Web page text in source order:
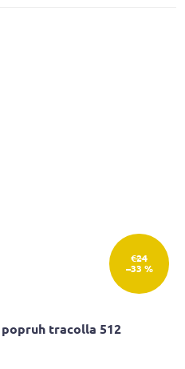
€24
–33 %
tracolla 512